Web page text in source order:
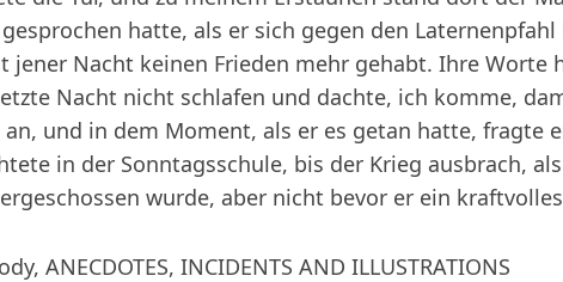
hatte, als er sich gegen den
jener Nacht keinen Frieden mehr gehabt. Ihre
Nacht nicht schlafen und dachte, ich komme,
an, und in dem Moment, als er es getan hatte, fragte
in der Sonntagsschule, bis der Krieg ausbrach,
wurde, aber nicht bevor er ein
ANECDOTES, INCIDENTS AND ILLUSTRATIONS